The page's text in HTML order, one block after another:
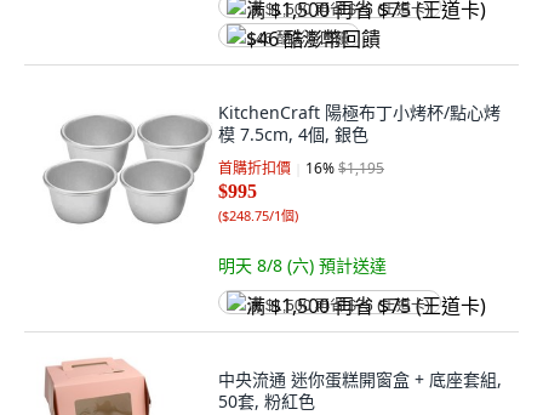
满 $1,500 再省 $75 (王道卡)
$46 酷澎幣回饋
KitchenCraft 陽極布丁小烤杯/點心烤
模 7.5cm, 4個, 銀色
首購折扣價 16%$1,195
$995
($248.75/1個)
明天 8/8 (六) 預計送達
满 $1,500 再省 $75 (王道卡)
中央流通 迷你蛋糕開窗盒 + 底座套組,
50套, 粉紅色